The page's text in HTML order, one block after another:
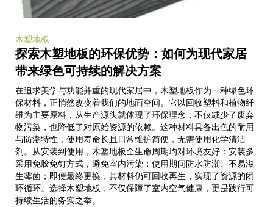
木塑地板
探索木塑地板的环保优势：如何为现代家居
带来绿色可持续的解决方案
在追求美学与功能并重的现代家居中，木塑地板作为一种绿色环
保材料，正悄然改变着我们的地面空间。它以回收塑料和植物纤
维为主要原料，从生产源头就体现了环保理念，不仅减少了废弃
物污染，也降低了对原始资源的依赖。这种材料具备出色的耐用
与防潮特性，使用寿命长且日常维护简便，无需使用化学清洁
剂。从安装到使用，木塑地板全生命周期均对环境友好：安装多
采用免胶免钉方式，避免室内污染；使用期间防水防潮、不易滋
生霉菌；即便最终更换，其材料仍可回收再生，实现了资源的闭
环循环。选择木塑地板，不仅保障了室内空气健康，更是践行可
持续生活的务实之举。